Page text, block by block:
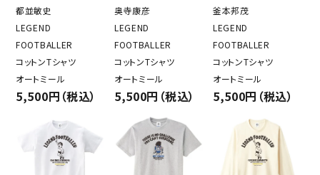
都並敏史
LEGEND
FOOTBALLER
コットンTシャツ
オートミール
5,500円（税込）
奥寺康彦
LEGEND
FOOTBALLER
コットンTシャツ
オートミール
5,500円（税込）
釜本邦茂
LEGEND
FOOTBALLER
コットンTシャツ
オートミール
5,500円（税込）